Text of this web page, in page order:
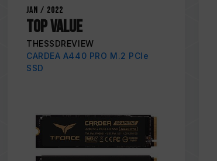
Jan / 2022
TOP VALUE
THESSDREVIEW
CARDEA A440 PRO M.2 PCIe
SSD